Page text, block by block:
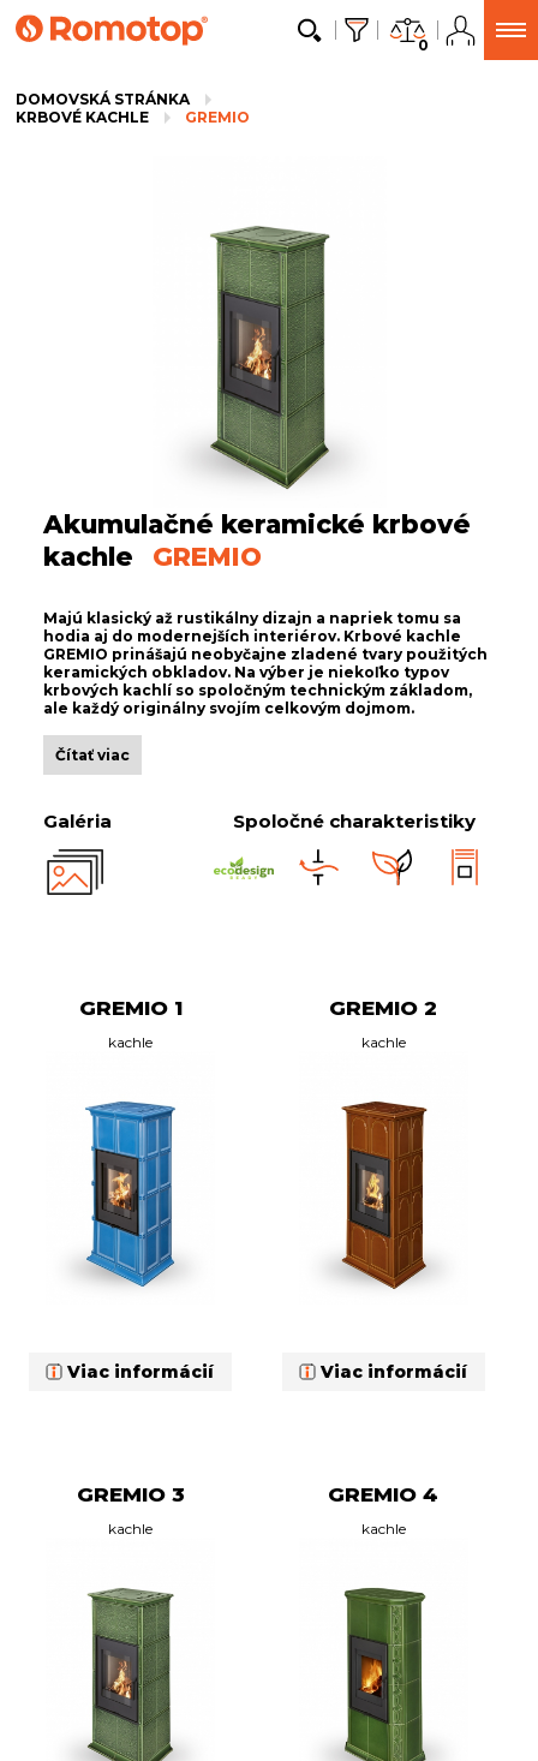
0
DOMOVSKÁ STRÁNKA
KRBOVÉ KACHLE
GREMIO
Akumulačné keramické krbové
kachle
GREMIO
Majú klasický až rustikálny dizajn a napriek tomu sa
hodia aj do modernejších interiérov. Krbové kachle
GREMIO prinášajú neobyčajne zladené tvary použitých
keramických obkladov. Na výber je niekoľko typov
krbových kachlí so spoločným technickým základom,
ale každý originálny svojím celkovým dojmom.
Čítať viac
Galéria Spoločné charakteristiky
GREMIO 1
kachle
Viac informácií
GREMIO 2
kachle
Viac informácií
GREMIO 3
kachle
GREMIO 4
kachle